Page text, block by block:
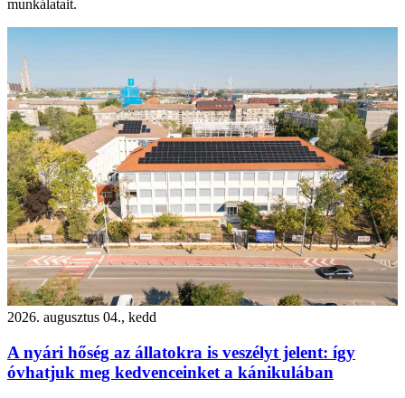
munkálatait.
2026. augusztus 04., kedd
A nyári hőség az állatokra is veszélyt jelent: így
óvhatjuk meg kedvenceinket a kánikulában